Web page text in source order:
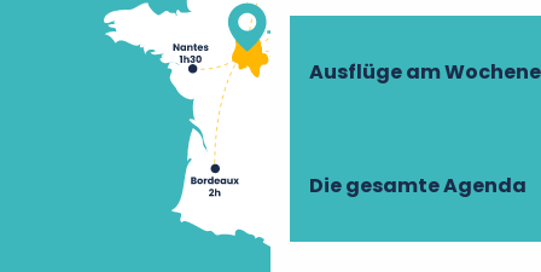
Ausflüge am
Die gesamte Agenda